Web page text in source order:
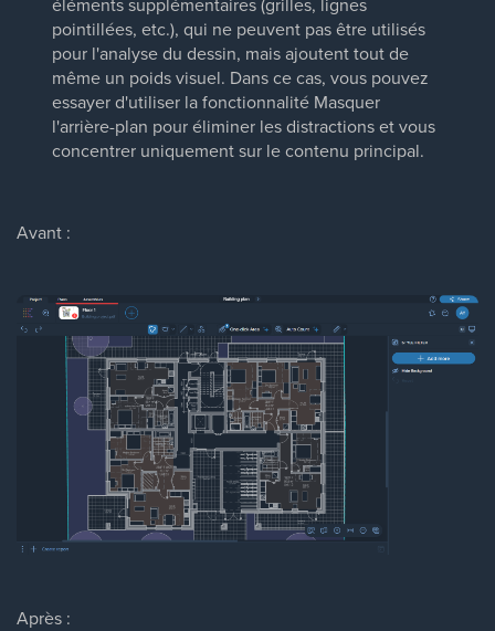
pointillées, etc.), qui ne peuvent pas être utilisés
pour l'analyse du dessin, mais ajoutent tout de
même un poids visuel. Dans ce cas, vous pouvez
essayer d'utiliser la fonctionnalité Masquer
l'arrière-plan pour éliminer les distractions et vous
concentrer uniquement sur le contenu principal.
Avant :
Après :